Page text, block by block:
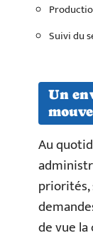
Suivi du
Un
Au
priorités,
de vue la